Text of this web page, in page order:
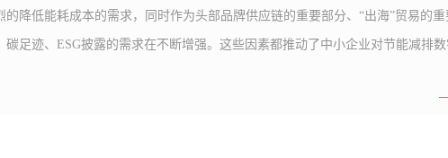
的降低能耗成本的需求，同时作为头部品牌供应链的重要部分、“出海”贸易的重
碳足迹、ESG披露的需求在不断增强。这些因素都推动了中小企业对节能减排数